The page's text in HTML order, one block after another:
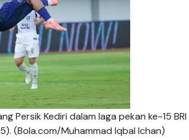
Persik Kediri dalam laga pekan ke-15 BRI
(Bola.com/Muhammad Iqbal Ichan)